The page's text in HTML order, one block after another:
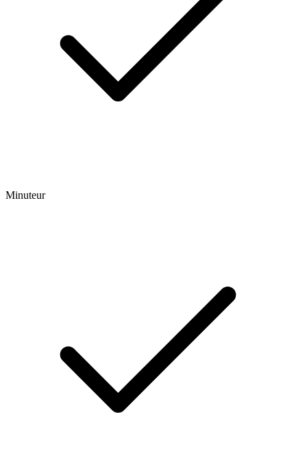
Minuteur